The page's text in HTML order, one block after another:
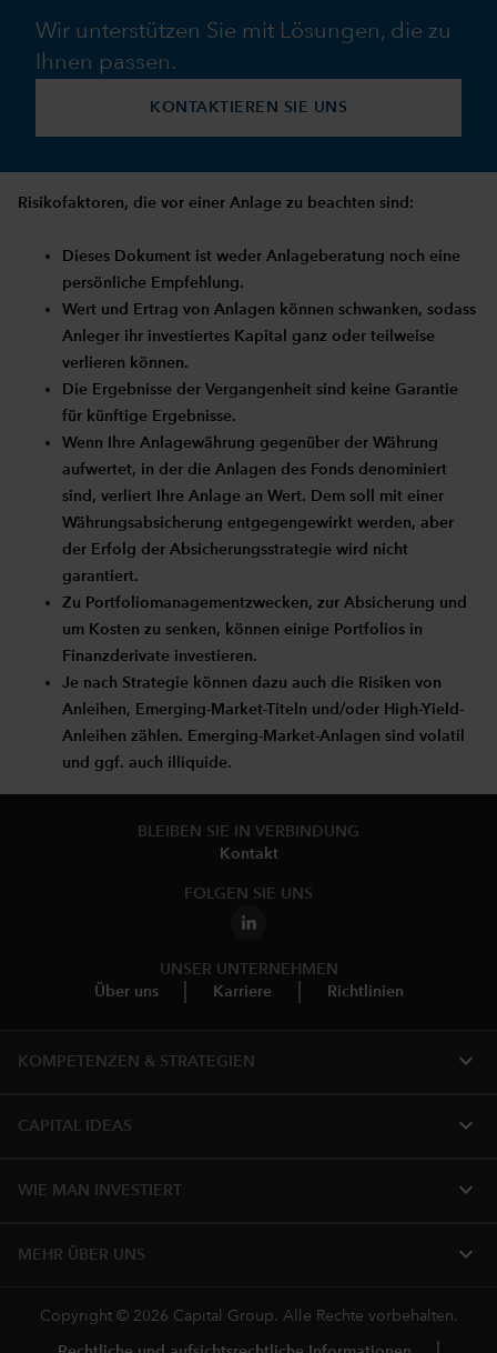
Wir unterstützen Sie mit Lösungen, die zu
Ihnen passen.
KONTAKTIEREN SIE UNS
Risikofaktoren, die vor einer Anlage zu beachten sind:
Dieses Dokument ist weder Anlageberatung noch eine
persönliche Empfehlung.
Wert und Ertrag von Anlagen können schwanken, sodass
Anleger ihr investiertes Kapital ganz oder teilweise
verlieren können.
Die Ergebnisse der Vergangenheit sind keine Garantie
für künftige Ergebnisse.
Wenn Ihre Anlagewährung gegenüber der Währung
aufwertet, in der die Anlagen des Fonds denominiert
sind, verliert Ihre Anlage an Wert. Dem soll mit einer
Währungsabsicherung entgegengewirkt werden, aber
der Erfolg der Absicherungsstrategie wird nicht
garantiert.
Zu Portfoliomanagementzwecken, zur Absicherung und
um Kosten zu senken, können einige Portfolios in
Finanzderivate investieren.
Je nach Strategie können dazu auch die Risiken von
Anleihen, Emerging-Market-Titeln und/oder High-Yield-
Anleihen zählen. Emerging-Market-Anlagen sind volatil
und ggf. auch illiquide.
BLEIBEN SIE IN VERBINDUNG
Kontakt
FOLGEN SIE UNS
UNSER UNTERNEHMEN
Über uns
Karriere Richtlinien
KOMPETENZEN & STRATEGIEN expand_more
CAPITAL IDEAS expand_more
WIE MAN INVESTIERT expand_more
MEHR ÜBER UNS expand_more
Copyright © 2026 Capital Group. Alle Rechte vorbehalten.